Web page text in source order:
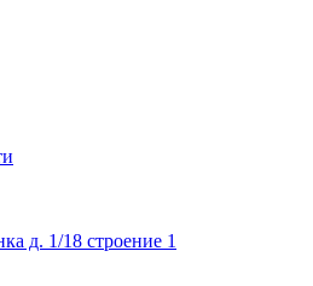
д. 1/18 строение 1